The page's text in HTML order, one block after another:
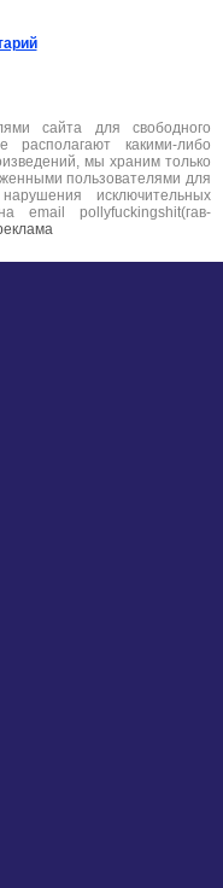
сайта для свободного
какими-либо
мы храним только
пользователями для
исключительных
email pollyfuckingshit(гав-